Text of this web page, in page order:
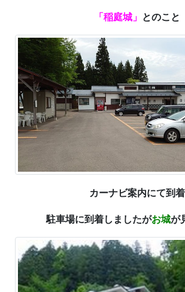
「稲庭城」 とのこと
カーナビ案内にて到着
駐車場に到着しましたがお城が